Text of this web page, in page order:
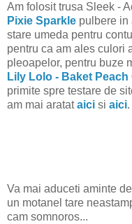
Am folosit trusa Sleek -
Pixie Sparkle pulbere in
stare umeda pentru
pentru ca am ales culori
pleoapelor, pentru buze
Lily Lolo - Baket Peach
primite spre testare de
am mai aratataici si aici.
Va mai aduceti aminte
un motanel tare
cam somnoros...